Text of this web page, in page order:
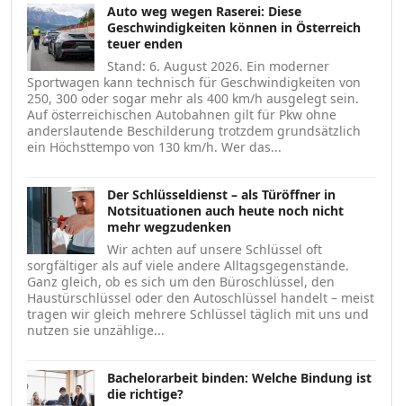
Auto weg wegen Raserei: Diese
Geschwindigkeiten können in Österreich
teuer enden
Stand: 6. August 2026. Ein moderner
Sportwagen kann technisch für Geschwindigkeiten von
250, 300 oder sogar mehr als 400 km/h ausgelegt sein.
Auf österreichischen Autobahnen gilt für Pkw ohne
anderslautende Beschilderung trotzdem grundsätzlich
ein Höchsttempo von 130 km/h. Wer das...
Der Schlüsseldienst – als Türöffner in
Notsituationen auch heute noch nicht
mehr wegzudenken
Wir achten auf unsere Schlüssel oft
sorgfältiger als auf viele andere Alltagsgegenstände.
Ganz gleich, ob es sich um den Büroschlüssel, den
Haustürschlüssel oder den Autoschlüssel handelt – meist
tragen wir gleich mehrere Schlüssel täglich mit uns und
nutzen sie unzählige...
Bachelorarbeit binden: Welche Bindung ist
die richtige?